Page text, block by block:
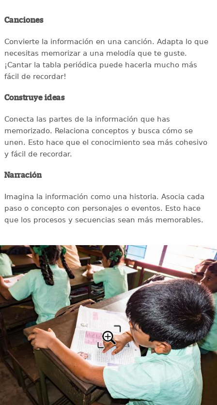
Canciones
Convierte la información en una canción. Adapta lo que
necesitas memorizar a una melodía que te guste.
¡Cantar la tabla periódica puede hacerla mucho más
fácil de recordar!
Construye ideas
Conecta las partes de la información que has
memorizado. Relaciona conceptos y busca cómo se
unen. Esto hace que el conocimiento sea más cohesivo
y fácil de recordar.
Narración
Imagina la información como una historia. Asocia cada
paso o concepto con personajes o eventos. Esto hace
que los procesos y secuencias sean más memorables.